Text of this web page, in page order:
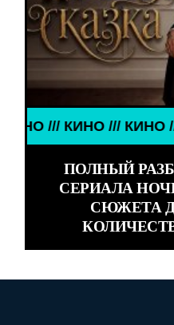
/// КИНО /// КИНО ///
ПОЛНЫЙ
СЕРИАЛА
СЮЖЕТА